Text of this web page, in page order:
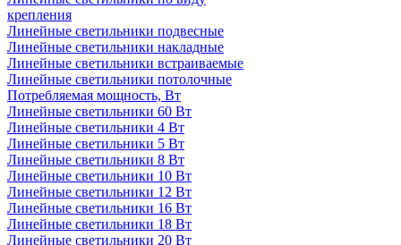
крепления
Линейные светильники подвесные
Линейные светильники накладные
Линейные светильники встраиваемые
Линейные светильники потолочные
Потребляемая мощность, Вт
Линейные светильники 60 Вт
Линейные светильники 4 Вт
Линейные светильники 5 Вт
Линейные светильники 8 Вт
Линейные светильники 10 Вт
Линейные светильники 12 Вт
Линейные светильники 16 Вт
Линейные светильники 18 Вт
Линейные светильники 20 Вт